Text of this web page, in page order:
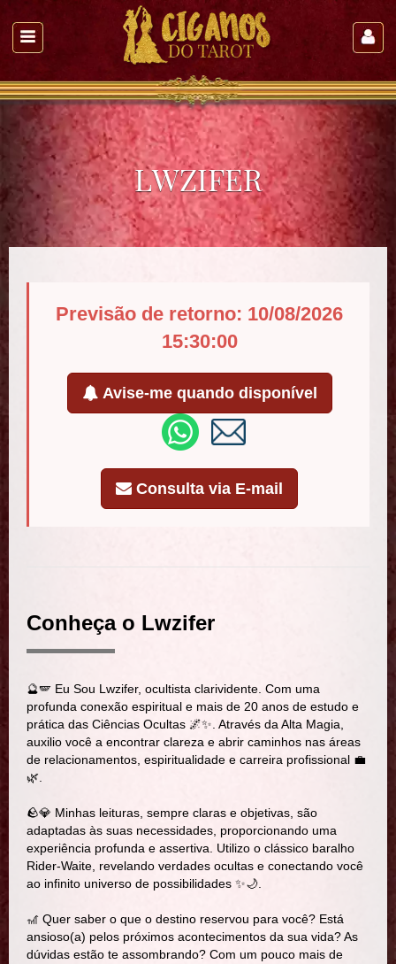
LWZIFER
Previsão de retorno: 10/08/2026
15:30:00
Avise-me quando disponível
Consulta via E-mail
Conheça o Lwzifer
🔮🪽 Eu Sou Lwzifer, ocultista clarividente. Com uma
profunda conexão espiritual e mais de 20 anos de estudo e
prática das Ciências Ocultas 🌌✨. Através da Alta Magia,
auxilio você a encontrar clareza e abrir caminhos nas áreas
de relacionamentos, espiritualidade e carreira profissional 💼
🌿.
🪨💎 Minhas leituras, sempre claras e objetivas, são
adaptadas às suas necessidades, proporcionando uma
experiência profunda e assertiva. Utilizo o clássico baralho
Rider-Waite, revelando verdades ocultas e conectando você
ao infinito universo de possibilidades ✨🌙.
🎢 Quer saber o que o destino reservou para você? Está
ansioso(a) pelos próximos acontecimentos da sua vida? As
dúvidas estão te assombrando? Com um pouco mais de